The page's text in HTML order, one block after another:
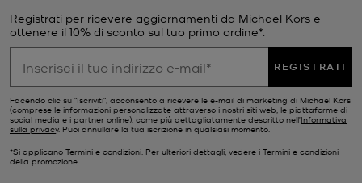
Registrati per ricevere aggiornamenti da Michael Kors e
ottenere il 10% di sconto sul tuo primo ordine*.
REGISTRATI
Facendo clic su "Iscriviti", acconsento a ricevere le e-mail di marketing di Michael Kors
(comprese le informazioni personalizzate attraverso i nostri siti web, le piattaforme di
social media e i partner online), come più dettagliatamente descritto nell’Informativa
sulla privacy. Puoi annullare la tua iscrizione in qualsiasi momento.
*Si applicano Termini e condizioni. Per ulteriori dettagli, vedere i Termini e condizioni
della promozione.